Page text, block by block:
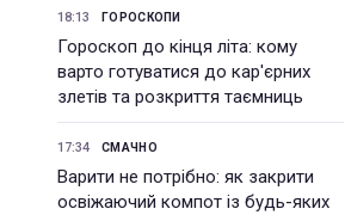
18:13 ГОРОСКОПИ
Гороскоп до кінця літа: кому
варто готуватися до кар'єрних
злетів та розкриття таємниць
17:34 СМАЧНО
Варити не потрібно: як закрити
освіжаючий компот із будь-яких